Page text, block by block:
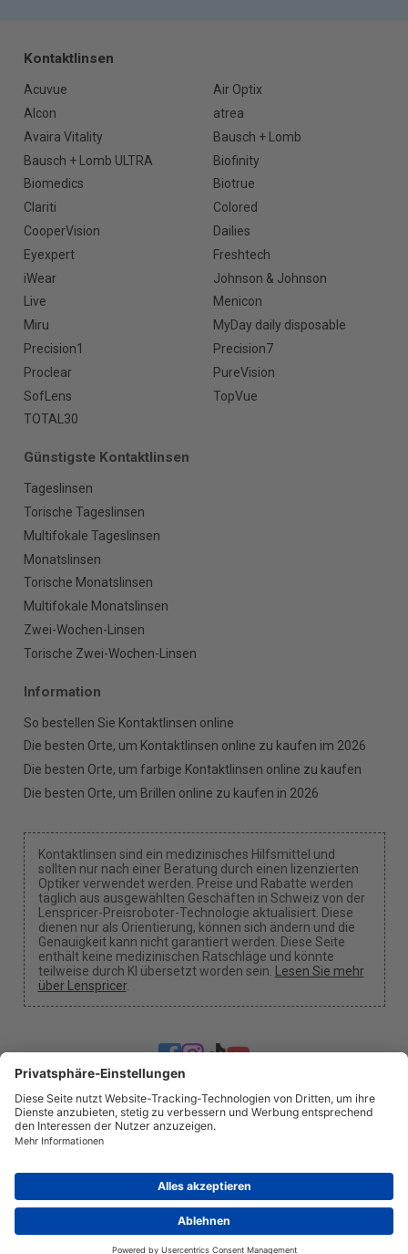
Kontaktlinsen
Acuvue
Air Optix
Alcon
atrea
Avaira Vitality
Bausch + Lomb
Bausch + Lomb ULTRA
Biofinity
Biomedics
Biotrue
Clariti
Colored
CooperVision
Dailies
Eyexpert
Freshtech
iWear
Johnson & Johnson
Live
Menicon
Miru
MyDay daily disposable
Precision1
Precision7
Proclear
PureVision
SofLens
TopVue
TOTAL30
Günstigste Kontaktlinsen
Tageslinsen
Torische Tageslinsen
Multifokale Tageslinsen
Monatslinsen
Torische Monatslinsen
Multifokale Monatslinsen
Zwei-Wochen-Linsen
Torische Zwei-Wochen-Linsen
Information
So bestellen Sie Kontaktlinsen online
Die besten Orte, um Kontaktlinsen online zu kaufen im 2026
Die besten Orte, um farbige Kontaktlinsen online zu kaufen
Die besten Orte, um Brillen online zu kaufen in 2026
Kontaktlinsen sind ein medizinisches Hilfsmittel und
sollten nur nach einer Beratung durch einen lizenzierten
Optiker verwendet werden. Preise und Rabatte werden
täglich aus ausgewählten Geschäften in Schweiz von der
Lenspricer-Preisroboter-Technologie aktualisiert. Diese
dienen nur als Orientierung, können sich ändern und die
Genauigkeit kann nicht garantiert werden. Diese Seite
enthält keine medizinischen Ratschläge und könnte
teilweise durch KI übersetzt worden sein.
Lesen Sie mehr
über Lenspricer.
Cookie-Einstellungen
Wir können eine Provision erhalten, wenn du unsere
Information
info@lenspricer.ch
DK44428156